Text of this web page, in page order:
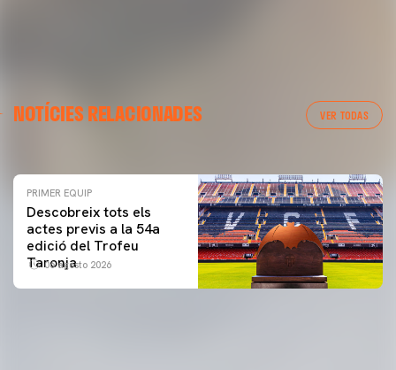
NOTÍCIES RELACIONADES VER TODAS
ENTRENAMENT DEL VALENCIA CF 6/8/2026
PRIMER EQUIP
Descobreix tots els
actes previs a la 54a
edició del Trofeu
Taronja
06 agosto 2026